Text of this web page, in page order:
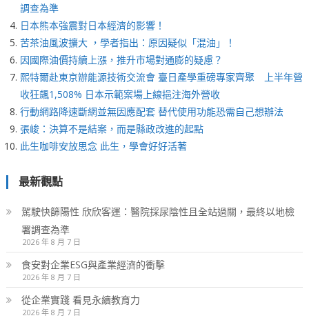
調查為準
日本熊本強震對日本經濟的影響！
苦茶油風波擴大 ，學者指出：原因疑似「混油」！
因國際油價持續上漲，推升市場對通膨的疑慮？
熙特爾赴東京辦能源技術交流會 臺日產學重磅專家齊聚 上半年營
收狂飆1,508% 日本示範案場上線挹注海外營收
行動網路降速斷網並無因應配套 替代使用功能恐需自己想辦法
張峻：決算不是結案，而是縣政改進的起點
此生咖啡安放思念 此生，學會好好活著
最新觀點
駕駛快篩陽性 欣欣客運：醫院採尿陰性且全站過關，最終以地檢
署調查為準
2026 年 8 月 7 日
食安對企業ESG與產業經濟的衝擊
2026 年 8 月 7 日
從企業實踐 看見永續教育力
2026 年 8 月 7 日